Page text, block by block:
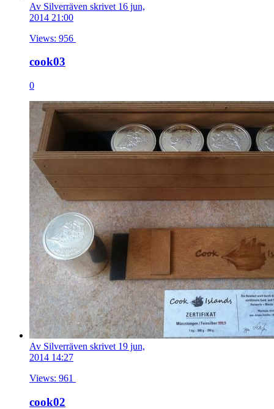
Av Silverräven skrivet 16 jun,
2014 21:00
Views: 956
cook03
0
Av Silverräven skrivet 19 jun,
2014 14:27
Views: 961
cook02